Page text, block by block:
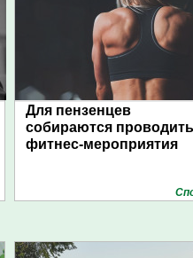
Для пензенцев
собираются проводить
фитнес-мероприятия